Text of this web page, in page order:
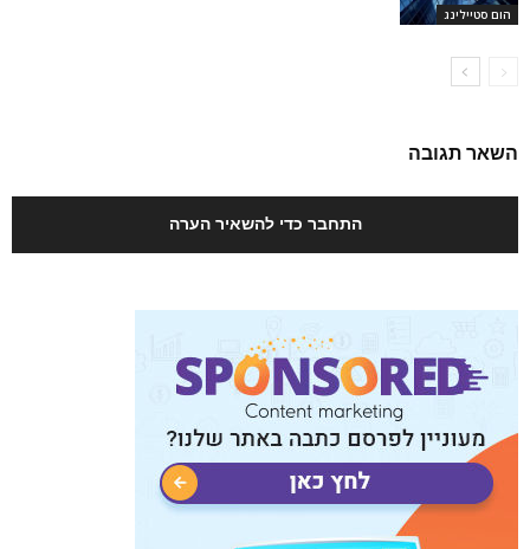
הום סטיילינג
השאר תגובה
התחבר כדי להשאיר הערה